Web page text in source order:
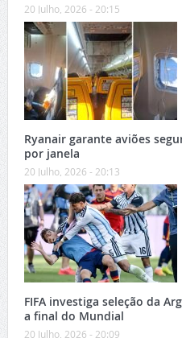
20 Julho, 2026 - 20:15
Ryanair garante aviões
por janela
20 Julho, 2026 - 20:13
FIFA investiga seleção da
a final do Mundial
20 Julho, 2026 - 20:09